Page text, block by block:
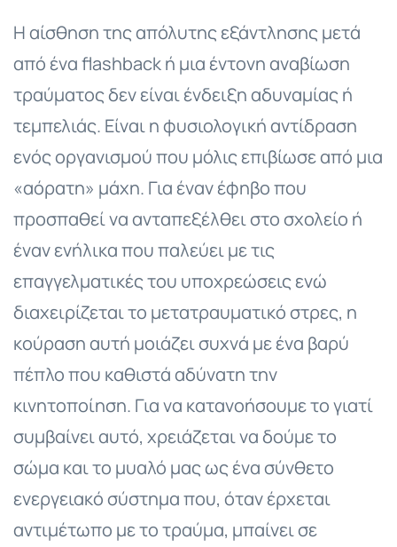
Η αίσθηση της απόλυτης εξάντλησης μετά
από ένα flashback ή μια έντονη αναβίωση
τραύματος δεν είναι ένδειξη αδυναμίας ή
τεμπελιάς. Είναι η φυσιολογική αντίδραση
ενός οργανισμού που μόλις επιβίωσε από μια
«αόρατη» μάχη. Για έναν έφηβο που
προσπαθεί να ανταπεξέλθει στο σχολείο ή
έναν ενήλικα που παλεύει με τις
επαγγελματικές του υποχρεώσεις ενώ
διαχειρίζεται το μετατραυματικό στρες, η
κούραση αυτή μοιάζει συχνά με ένα βαρύ
πέπλο που καθιστά αδύνατη την
κινητοποίηση. Για να κατανοήσουμε το γιατί
συμβαίνει αυτό, χρειάζεται να δούμε το
σώμα και το μυαλό μας ως ένα σύνθετο
ενεργειακό σύστημα που, όταν έρχεται
αντιμέτωπο με το τραύμα, μπαίνει σε